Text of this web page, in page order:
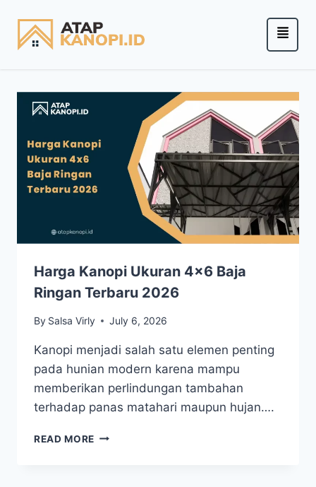
Harga Kanopi Ukuran 4×6 Baja
Ringan Terbaru 2026
By Salsa Virly July 6, 2026
Kanopi menjadi salah satu elemen penting
pada hunian modern karena mampu
memberikan perlindungan tambahan
terhadap panas matahari maupun hujan….
READ MORE